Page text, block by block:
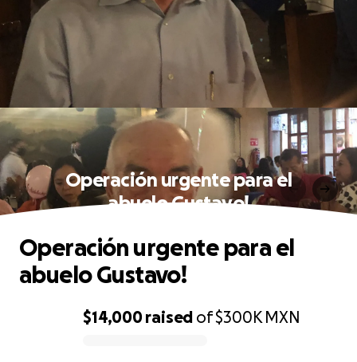
Operación urgente para el
abuelo Gustavo!
$14,000raised of$300K MXN
Operación urgente para el
abuelo Gustavo!